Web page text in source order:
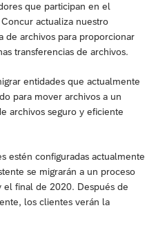
que participan en el
actualiza nuestro
de archivos para proporcionar
transferencias de archivos.
entidades que actualmente
para mover archivos a un
archivos seguro y eficiente
estén configuradas actualmente
se migrarán a un proceso
el final de 2020. Después de
los clientes verán la